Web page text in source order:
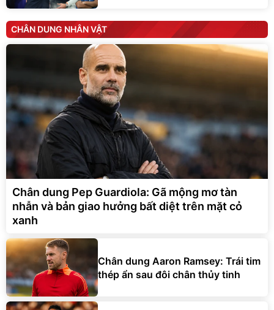
CHÂN DUNG NHÂN VẬT
Chân dung Pep Guardiola: Gã mộng mơ tàn
nhẫn và bản giao hưởng bất diệt trên mặt cỏ
xanh
Chân dung Aaron Ramsey: Trái tim
thép ẩn sau đôi chân thủy tinh